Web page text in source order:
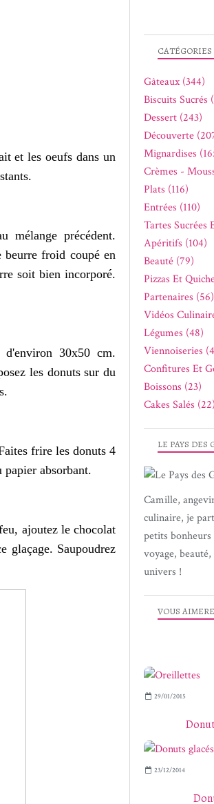
et les oeufs dans un
précédent.
beurre froid coupé en
soit bien incorporé.
30x50 cm.
les donuts sur du
frire les donuts 4
papier absorbant.
ajoutez le chocolat
glaçage. Saupoudrez
LE PAYS DES
Camille,
culinaire, je
petits
voyage,
univers !
VOUS
29/01/2015
23/12/2014
CATÉGORIES
Gâteaux (344)
Biscuits Sucrés
Dessert (243)
Découverte
Mignardises
Crèmes -
Plats (116)
Entrées (110)
Tartes Sucrées
Apéritifs (104)
Beauté (79)
Pizzas Et
Partenaires (56)
Vidéos
Légumes (48)
Viennoiseries
Confitures Et
Boissons (23)
Cakes Salés (22)